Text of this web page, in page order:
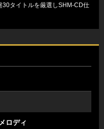
30タイトルを厳選しSHM-CD仕
ロディ